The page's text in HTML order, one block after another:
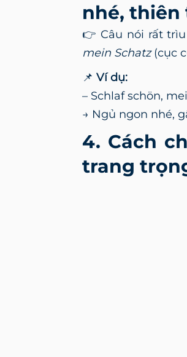
nhé, thiên
👉 Câu nói rất
mein Schatz(cục
📌Ví dụ:
– Schlaf schön,
→ Ngủ ngon nhé,
4. Cách
trang